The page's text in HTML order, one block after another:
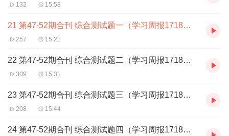
132 15:58
21 第47-52期合刊 综合测试题一（学习周报1718下 深圳2 报纸）
257 15:21
22 第47-52期合刊 综合测试题二（学习周报1718下 深圳2 报纸）
309 15:31
23 第47-52期合刊 综合测试题三（学习周报1718下 深圳2 报纸）
208 15:44
24 第47-52期合刊 综合测试题四（学习周报1718下 深圳2 报纸）